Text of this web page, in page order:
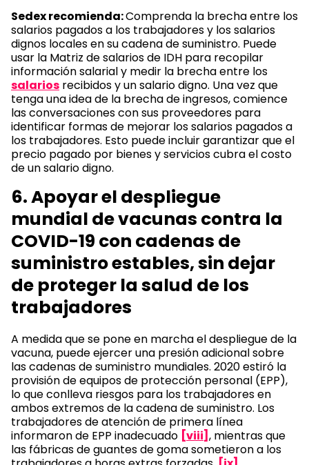
Sedex recomienda:Comprenda la brecha entre los
salarios pagados a los trabajadores y los salarios
dignos locales en su cadena de suministro. Puede
usar la Matriz de salarios de IDH para recopilar
información salarial y medir la brecha entre los
salarios recibidos y un salario digno. Una vez que
tenga una idea de la brecha de ingresos, comience
las conversaciones con sus proveedores para
identificar formas de mejorar los salarios pagados a
los trabajadores. Esto puede incluir garantizar que el
precio pagado por bienes y servicios cubra el costo
de un salario digno.
6. Apoyar el despliegue
mundial de vacunas contra la
COVID-19 con cadenas de
suministro estables, sin dejar
de proteger la salud de los
trabajadores
A medida que se pone en marcha el despliegue de la
vacuna, puede ejercer una presión adicional sobre
las cadenas de suministro mundiales. 2020 estiró la
provisión de equipos de protección personal (EPP),
lo que conlleva riesgos para los trabajadores en
ambos extremos de la cadena de suministro. Los
trabajadores de atención de primera línea
informaron de EPP inadecuado [viii] , mientras que
las fábricas de guantes de goma sometieron a los